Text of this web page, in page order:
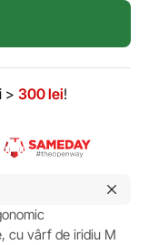
> 300 lei!
cu vârf de iridiu M